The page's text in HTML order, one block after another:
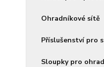
Ohradníkové sítě
Příslušenství pro
Sloupky pro